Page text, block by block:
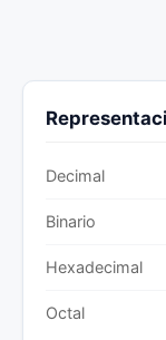
Decimal
Binario
Hexadecimal
Octal